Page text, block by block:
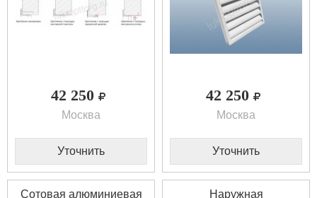
42 250
Москва
Уточнить
42 250
Москва
Уточнить
Сотовая алюминиевая
Наружная